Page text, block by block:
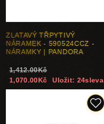
ZLATAVÝ TŘPYTIVÝ
NÁRAMEK - 590524CCZ -
NÁRAMKY | PANDORA
1,412.00Kč
1,070.00Kč
Uložit: 24sleva